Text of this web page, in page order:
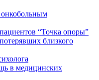
“Точка опоры”
близкого
в медицинских